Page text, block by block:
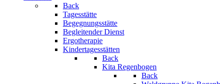
Back
Tagesstätte
Begegnungsstätte
Begleitender Dienst
Ergotherapie
Kindertagesstätten
Back
Kita Regenbogen
Back